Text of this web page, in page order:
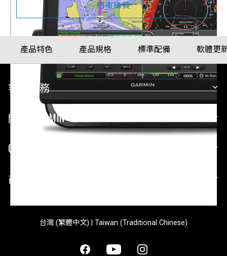
門市購買
產品特色 產品規格 標準配備 軟體更
客戶服務
關於 GARMIN
GARMIN 平台
商業合作
台灣 (繁體中文) | Taiwan (Traditional Chinese)